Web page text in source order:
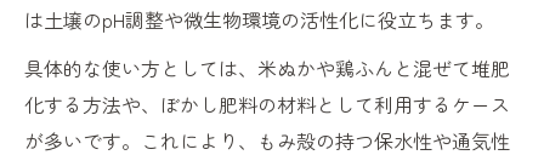
は土壌のpH調整や微生物環境の活性化に役立ちます。
具体的な使い方としては、米ぬかや鶏ふんと混ぜて堆肥
化する方法や、ぼかし肥料の材料として利用するケース
が多いです。これにより、もみ殻の持つ保水性や通気性